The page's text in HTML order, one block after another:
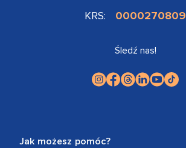
KRS: 0000270809
Śledź nas!
Jak możesz pomóc?